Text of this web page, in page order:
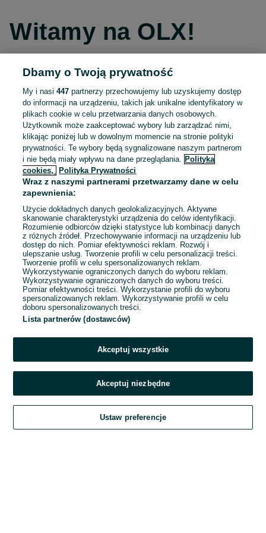
Witamy na OLX!
Kontynuuj przez Facebooka
Kontynuuj przez konto Apple
Kontynuuj przez konto Google
LUB
E-mail
Hasło
Zaloguj się
Kontynuując za pośrednictwem jednego z dostawców wskazanych powyżej,
OLX.pl w jego aktualnym brzmieniu.
Dbamy o Twoją prywatność
My i nasi447 partnerzy przechowujemy lub uzyskujemy dostęp
do informacji na urządzeniu, takich jak unikalne identyfikatory w
plikach cookie w celu przetwarzania danych osobowych.
Użytkownik może zaakceptować wybory lub zarządzać nimi,
klikając poniżej lub w dowolnym momencie na stronie polityki
prywatności. Te wybory będą sygnalizowane naszym partnerom
i nie będą miały wpływu na dane przeglądania.
Polityka
cookies,
Polityka Prywatności
Wraz z naszymi partnerami przetwarzamy dane w celu
zapewnienia:
Użycie dokładnych danych geolokalizacyjnych. Aktywne
skanowanie charakterystyki urządzenia do celów identyfikacji.
Rozumienie odbiorców dzięki statystyce lub kombinacji danych
z różnych źródeł. Przechowywanie informacji na urządzeniu lub
dostęp do nich. Pomiar efektywności reklam. Rozwój i
ulepszanie usług. Tworzenie profili w celu personalizacji treści.
Tworzenie profili w celu spersonalizowanych reklam.
Wykorzystywanie ograniczonych danych do wyboru reklam.
Wykorzystywanie ograniczonych danych do wyboru treści.
Pomiar efektywności treści. Wykorzystanie profili do wyboru
spersonalizowanych reklam. Wykorzystywanie profili w celu
doboru spersonalizowanych treści.
Lista partnerów (dostawców)
Akceptuj wszystkie
Akceptuj niezbędne
Ustaw preferencje